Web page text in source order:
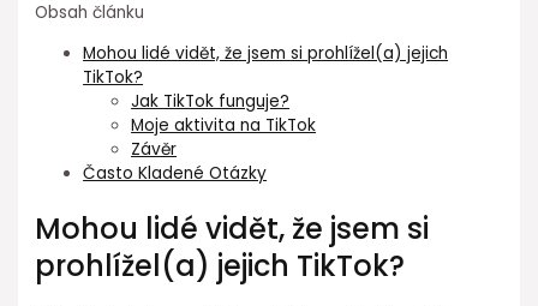
Obsah článku
Mohou lidé vidět, že jsem si prohlížel(a) jejich
TikTok?
Jak TikTok funguje?
Moje aktivita na TikTok
Závěr
Často Kladené Otázky
Mohou lidé vidět, že jsem si
prohlížel(a) jejich TikTok?